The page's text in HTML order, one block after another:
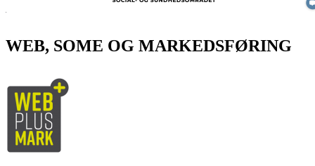
WEB, SOME OG MARKEDSFØRING